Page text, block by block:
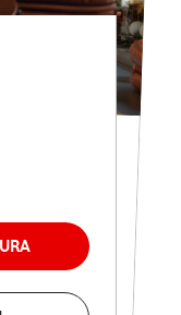
e
CLUB